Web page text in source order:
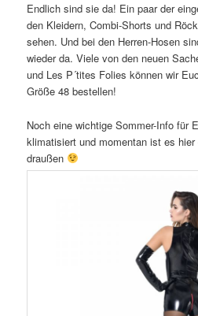
Endlich sind sie da! Ein paar der
den Kleidern, Combi-Shorts und
sehen. Und bei den Herren-Hosen
wieder da. Viele von den neuen
und Les P´tites Folies können wir
Größe 48 bestellen!
Noch eine wichtige Sommer-Info für
klimatisiert und momentan ist es hier
draußen